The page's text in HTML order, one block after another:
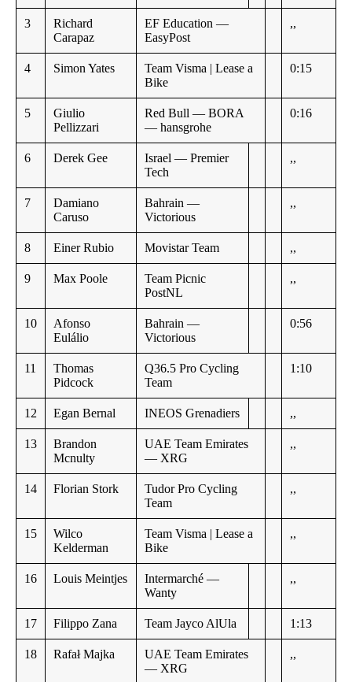
3
Richard
Carapaz
EF Education —
EasyPost
,,
4 Simon Yates
Team Visma | Lease a
Bike
0:15
5
Giulio
Pellizzari
Red Bull — BORA
— hansgrohe
0:16
6 Derek Gee
Israel — Premier
Tech
,,
7
Damiano
Caruso
Bahrain —
Victorious
,,
8 Einer Rubio Movistar Team ,,
9 Max Poole
Team Picnic
PostNL
,,
10
Afonso
Eulálio
Bahrain —
Victorious
0:56
11
Thomas
Pidcock
Q36.5 Pro Cycling
Team
1:10
12 Egan Bernal INEOS Grenadiers ,,
13
Brandon
Mcnulty
UAE Team Emirates
— XRG
,,
14 Florian Stork
Tudor Pro Cycling
Team
,,
15
Wilco
Kelderman
Team Visma | Lease a
Bike
,,
16 Louis Meintjes
Intermarché —
Wanty
,,
17 Filippo Zana Team Jayco AlUla 1:13
18 Rafał Majka
UAE Team Emirates
— XRG
,,